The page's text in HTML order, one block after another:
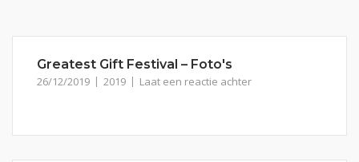
Greatest Gift Festival – Foto's
26/12/2019 2019 Laat een reactie achter